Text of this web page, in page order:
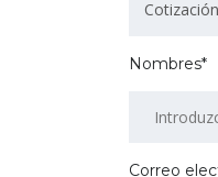
Cotización
Nombres*
Correo